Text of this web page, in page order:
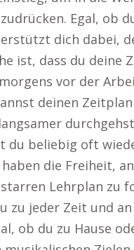
Egal, ob
dich dabei,
ist, dass du deine
vor der
deinen
du beliebig oft
die Freiheit,
Lehrplan zu
zu jeder Zeit und
ob du zu Hause